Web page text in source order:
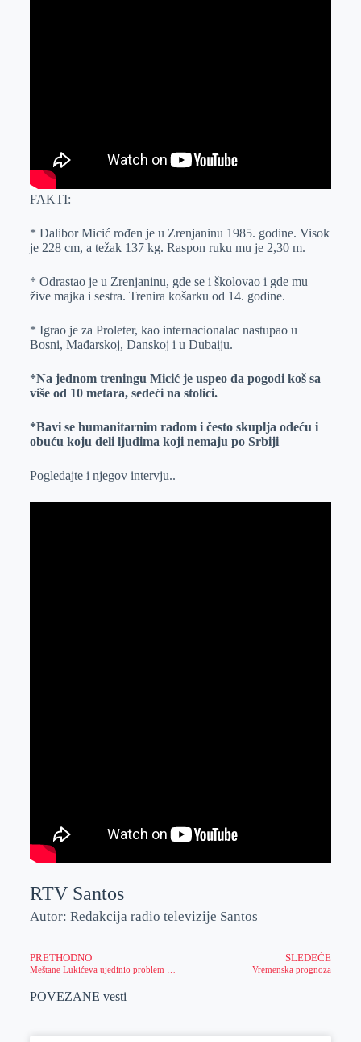
FAKTI:
* Dalibor Micić rođen je u Zrenjaninu 1985. godine. Visok
je 228 cm, a težak 137 kg. Raspon ruku mu je 2,30 m.
* Odrastao je u Zrenjaninu, gde se i školovao i gde mu
žive majka i sestra. Trenira košarku od 14. godine.
* Igrao je za Proleter, kao internacionalac nastupao u
Bosni, Mađarskoj, Danskoj i u Dubaiju.
*Na jednom treningu Micić je uspeo da pogodi koš sa
više od 10 metara, sedeći na stolici.
*Bavi se humanitarnim radom i često skuplja odeću i
obuću koju deli ljudima koji nemaju po Srbiji
Pogledajte i njegov intervju..
RTV Santos
Autor: Redakcija radio televizije Santos
PRETHODNO SLEDEĆE
Vremenska prognoza
POVEZANE vesti